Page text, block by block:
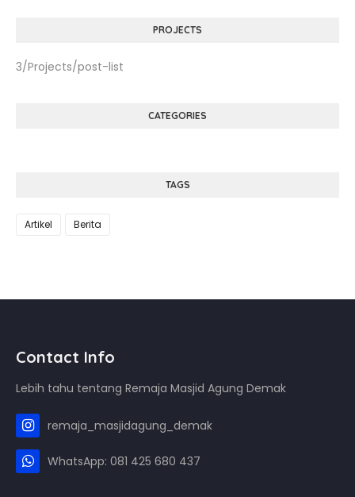
PROJECTS
3/Projects/post-list
CATEGORIES
TAGS
Artikel Berita
Contact Info
Lebih tahu tentang Remaja Masjid Agung Demak
remaja_masjidagung_demak
WhatsApp: 081 425 680 437